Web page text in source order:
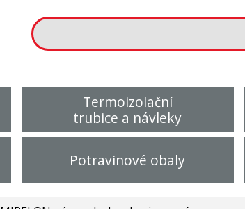
Termoizolační
trubice a návleky
Potravinové obaly